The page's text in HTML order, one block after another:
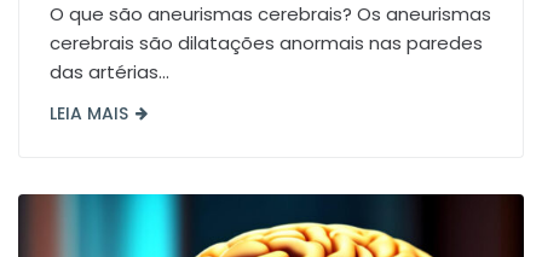
O que são aneurismas cerebrais? Os aneurismas
cerebrais são dilatações anormais nas paredes
das artérias...
LEIA MAIS